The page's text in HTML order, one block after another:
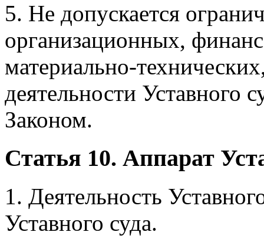
5. Не допускается
организационных,
материально-
деятельности Уставного
Законом.
Статья 10. Аппарат
1. Деятельность
Уставного суда.